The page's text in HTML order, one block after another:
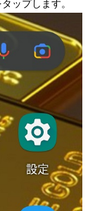
ップします。